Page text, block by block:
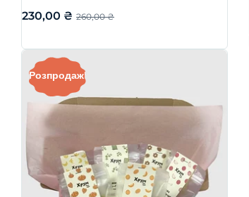
260,00₴
230,00 ₴
Розпродаж!